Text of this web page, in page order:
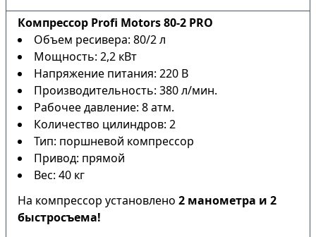
Компрессор Profi Motors 80-2 PRO
Объем ресивера: 80/2 л
Мощность: 2,2 кВт
Напряжение питания: 220 В
Производительность: 380 л/мин.
Рабочее давление: 8 атм.
Количество цилиндров: 2
Тип: поршневой компрессор
Привод: прямой
Вес: 40 кг
На компрессор установлено 2 манометра и 2
быстросъема!